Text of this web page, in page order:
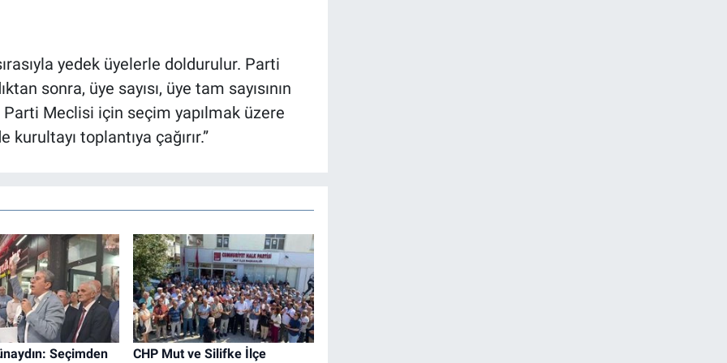
yedek üyelerle doldurulur. Parti
sonra, üye sayısı, üye tam sayısının
Meclisi için seçim yapılmak üzere
toplantıya çağırır.”
Seçimden
CHP Mut ve Silifke İlçe